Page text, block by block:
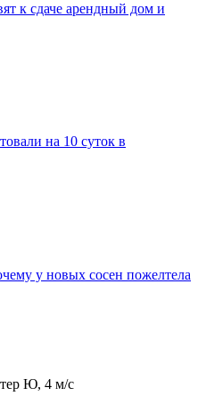
к сдаче арендный дом и
на 10 суток в
у новых сосен пожелтела
Ю, 4 м/с